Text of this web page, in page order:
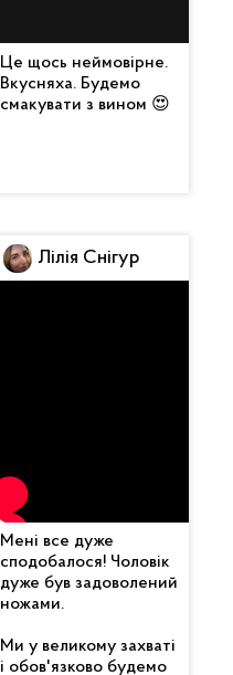
Це щось неймовірне.
Вкусняха. Будемо
смакувати з вином 😍
Мені все дуже
сподобалося! Чоловік
дуже був задоволений
ножами.
Ми у великому захваті
і обов'язково будемо
Лілія Снігур